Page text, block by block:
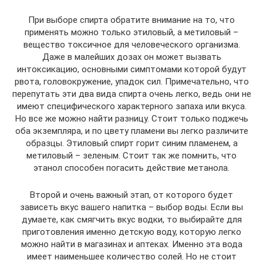
При выборе спирта обратите внимание на то, что
применять можно только этиловый, а метиловый –
вещество токсичное для человеческого организма.
Даже в малейших дозах он может вызвать
интоксикацию, основными симптомами которой будут
рвота, головокружение, упадок сил. Примечательно, что
перепутать эти два вида спирта очень легко, ведь они не
имеют специфического характерного запаха или вкуса.
Но все же можно найти разницу. Стоит только поджечь
оба экземпляра, и по цвету пламени вы легко различите
образцы. Этиловый спирт горит синим пламенем, а
метиловый – зеленым. Стоит так же помнить, что
этанол способен погасить действие метанола.
Второй и очень важный этап, от которого будет
зависеть вкус вашего напитка – выбор воды. Если вы
думаете, как смягчить вкус водки, то выбирайте для
приготовления именно детскую воду, которую легко
можно найти в магазинах и аптеках. Именно эта вода
имеет наименьшее количество солей. Но не стоит